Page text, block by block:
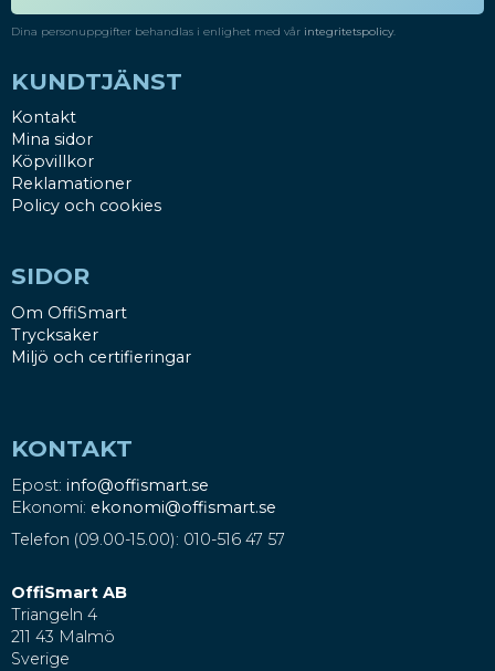
Dina personuppgifter behandlas i enlighet med vår integritetspolicy.
KUNDTJÄNST
Kontakt
Mina sidor
Köpvillkor
Reklamationer
Policy och cookies
SIDOR
Om OffiSmart
Trycksaker
Miljö och certifieringar
KONTAKT
Epost: info@offismart.se
Ekonomi: ekonomi@offismart.se
Telefon (09.00-15.00): 010-516 47 57
OffiSmart AB
Triangeln 4
211 43 Malmö
Sverige